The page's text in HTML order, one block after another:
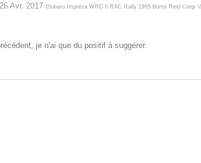
26 Avr. 2017 (Subaru Impreza WRC 6 RAC Rally 1995 Burns Reid Corgi
je n'ai que du positif à suggérer.